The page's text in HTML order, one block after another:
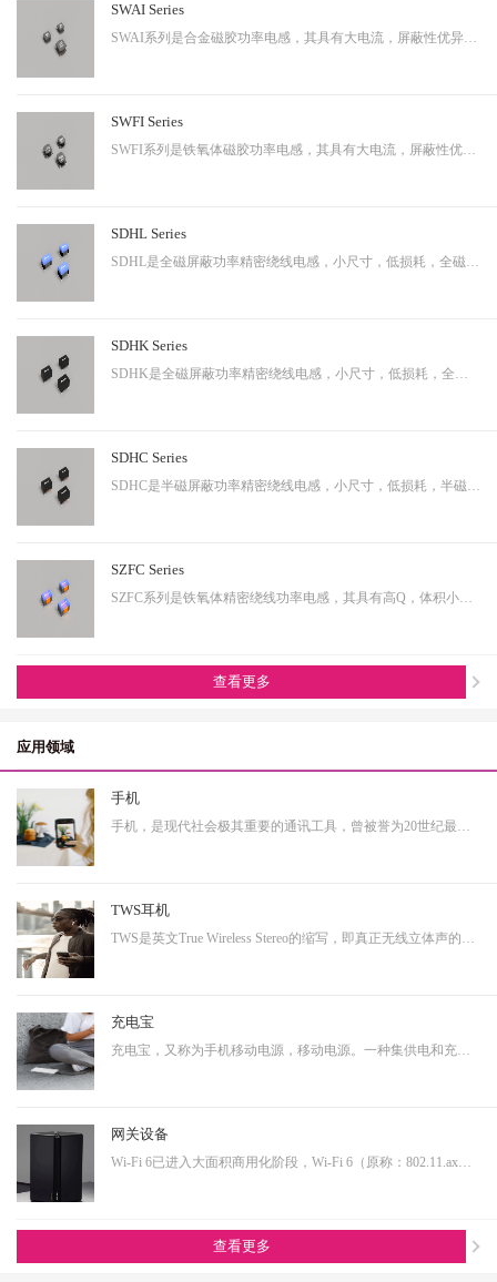
SWAI Series
SWAI系列是合金磁胶功率电感，其具有大电流，屏蔽性优异等特性，应用广泛。
SWFI Series
SWFI系列是铁氧体磁胶功率电感，其具有大电流，屏蔽性优异，性价比高等特性，应用广泛。
SDHL Series
SDHL是全磁屏蔽功率精密绕线电感，小尺寸，低损耗，全磁屏蔽等特点，适用于小型化终端产品。
SDHK Series
SDHK是全磁屏蔽功率精密绕线电感，小尺寸，低损耗，全磁屏蔽等特点，适用于小型化终端产品。
SDHC Series
SDHC是半磁屏蔽功率精密绕线电感，小尺寸，低损耗，半磁屏蔽等特点，适用于小型化终端产品。
SZFC Series
SZFC系列是铁氧体精密绕线功率电感，其具有高Q，体积小，电流大等特性。适用于小型化产品。
查看更多
应用领域
手机
手机，是现代社会极其重要的通讯工具，曾被誉为20世纪最伟大的发明之一。从早期的大哥大，到功能手机，到现在的智能手机，通讯制式不断升级，功能也越来越多样化。而正是因为其具有相当多样化的功能，使得其具有相当大的延展性，即可以演变成诸多其他产品形态的终端产品。…
TWS耳机
TWS是英文True Wireless Stereo的缩写，即真正无线立体声的意思，TWS技术同样也是基于蓝牙芯片技术的发展。按其工作原理来说是指手机通过连接主耳机，再由主耳机通过无线方式快速连接副耳机，实现真正的蓝牙左右声道无线分离使用。不连接从音箱时，主音箱回到单声道音质。…
充电宝
充电宝，又称为手机移动电源，移动电源。一种集供电和充电功能于一体的便携式充电器，可以给手机等数码设备随时随地充电或待机供电。随着移动产品的大量普及，以及移动设备的功能多样化，其用电需求也是越来越大，随身携带一个充电宝变为了常态，同时共享充电宝这个行业也…
网关设备
Wi-Fi 6已进入大面积商用化阶段，Wi-Fi 6（原称：802.11.ax）即第六代无线网络技术，提升更高的带宽，降低延时，连接用户数量提升明显。从IoT大布局的角度看，Wi-Fi 6在其中扮演着尤为重要的角色，也是高端技术的产物，内部有非常多的电源转换单元，亦需要搭配大电流功率…
查看更多